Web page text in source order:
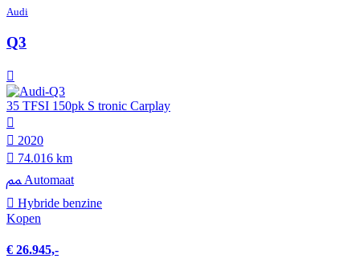
Audi
Q3
35 TFSI 150pk S tronic Carplay
2020
74.016 km
Automaat
Hybride benzine
Kopen
€ 26.945,-